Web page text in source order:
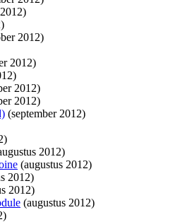
2012)
2012)
2012)
2012)
(september 2012)
2012)
(augustus 2012)
2012)
2012)
(augustus 2012)